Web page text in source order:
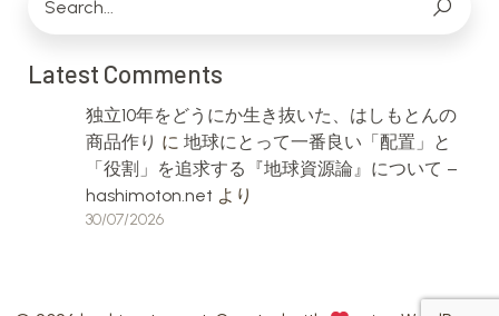
Latest Comments
独立10年をどうにか生き抜いた、はしもとんの
商品作り に 地球にとって一番良い「配置」と
「役割」を追求する『地球資源論』について –
hashimoton.net より
30/07/2026